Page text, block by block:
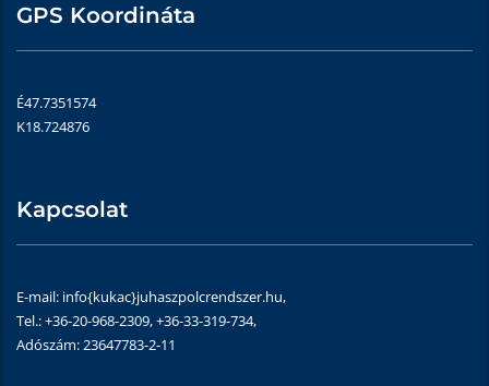
GPS Koordináta
É47.7351574
K18.724876
Kapcsolat
E-mail: info{kukac}juhaszpolcrendszer.hu,
Tel.: +36-20-968-2309, +36-33-319-734,
Adószám: 23647783-2-11